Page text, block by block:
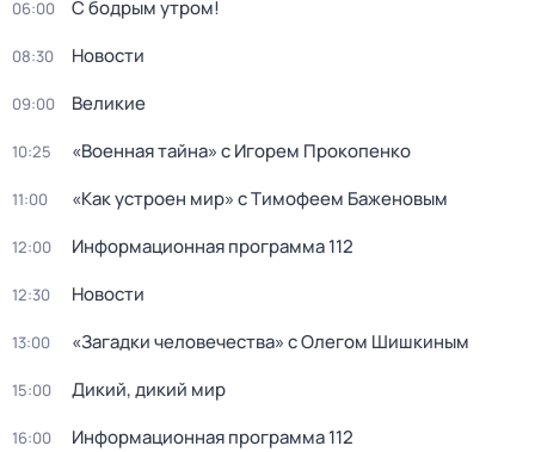
06:00 С бодрым утром!
08:30 Новости
09:00 Великие
10:25 «Военная тайна» с Игорем Прокопенко
11:00 «Как устроен мир» с Тимофеем Баженовым
12:00 Информационная программа 112
12:30 Новости
13:00 «Загадки человечeства» с Олeгом Шишкиным
15:00 Дикий, дикий мир
16:00 Информационная программа 112